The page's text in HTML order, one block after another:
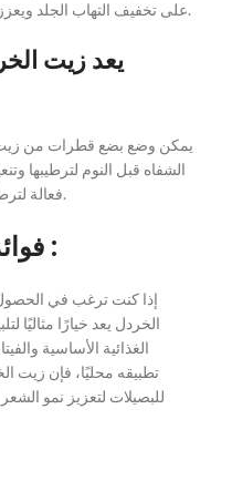
على تخفيف التهاب الجلد ويعزز الشفاء السريع من الجروح والجروح.
يعد زيت
يمكن وضع بضع قطرات من
الشفاه قبل النوم لترطيبها
فعالة لترطيب وتليين الشفاه الجافة والمتشققة.
فوائد زيت الخردل للشعر :
إذا كنت ترغب في
الخردل يعد خيارًا مثاليًا
الغذائية الأساسية
تطبيقه محليًا، فإن زيت
للبصيلات لتعزيز نمو